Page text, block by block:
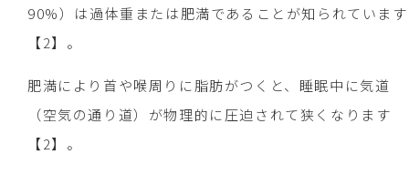
90%）は過体重または肥満であることが知られています
【2】。
肥満により首や喉周りに脂肪がつくと、睡眠中に気道
（空気の通り道）が物理的に圧迫されて狭くなります
【2】。